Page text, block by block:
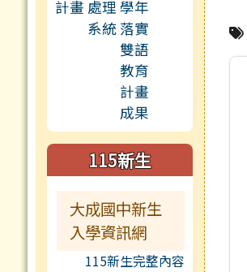
115新生
大成國中新生
入學資訊網
115新生完整內容